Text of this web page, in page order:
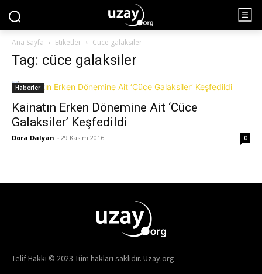
Ana Sayfa Etiketler Cüce galaksiler
Tag: cüce galaksiler
Haberler
Kainatın Erken Dönemine Ait ‘Cüce
Galaksiler’ Keşfedildi
Dora Dalyan - 29 Kasım 2016 0
Telif Hakkı © 2023 Tüm hakları saklıdır. Uzay.org